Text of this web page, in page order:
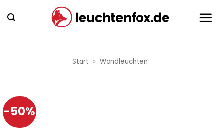
Inhalt
Start » Wandleuchten
-50%